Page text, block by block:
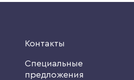
Контакты
Специальные
предложения